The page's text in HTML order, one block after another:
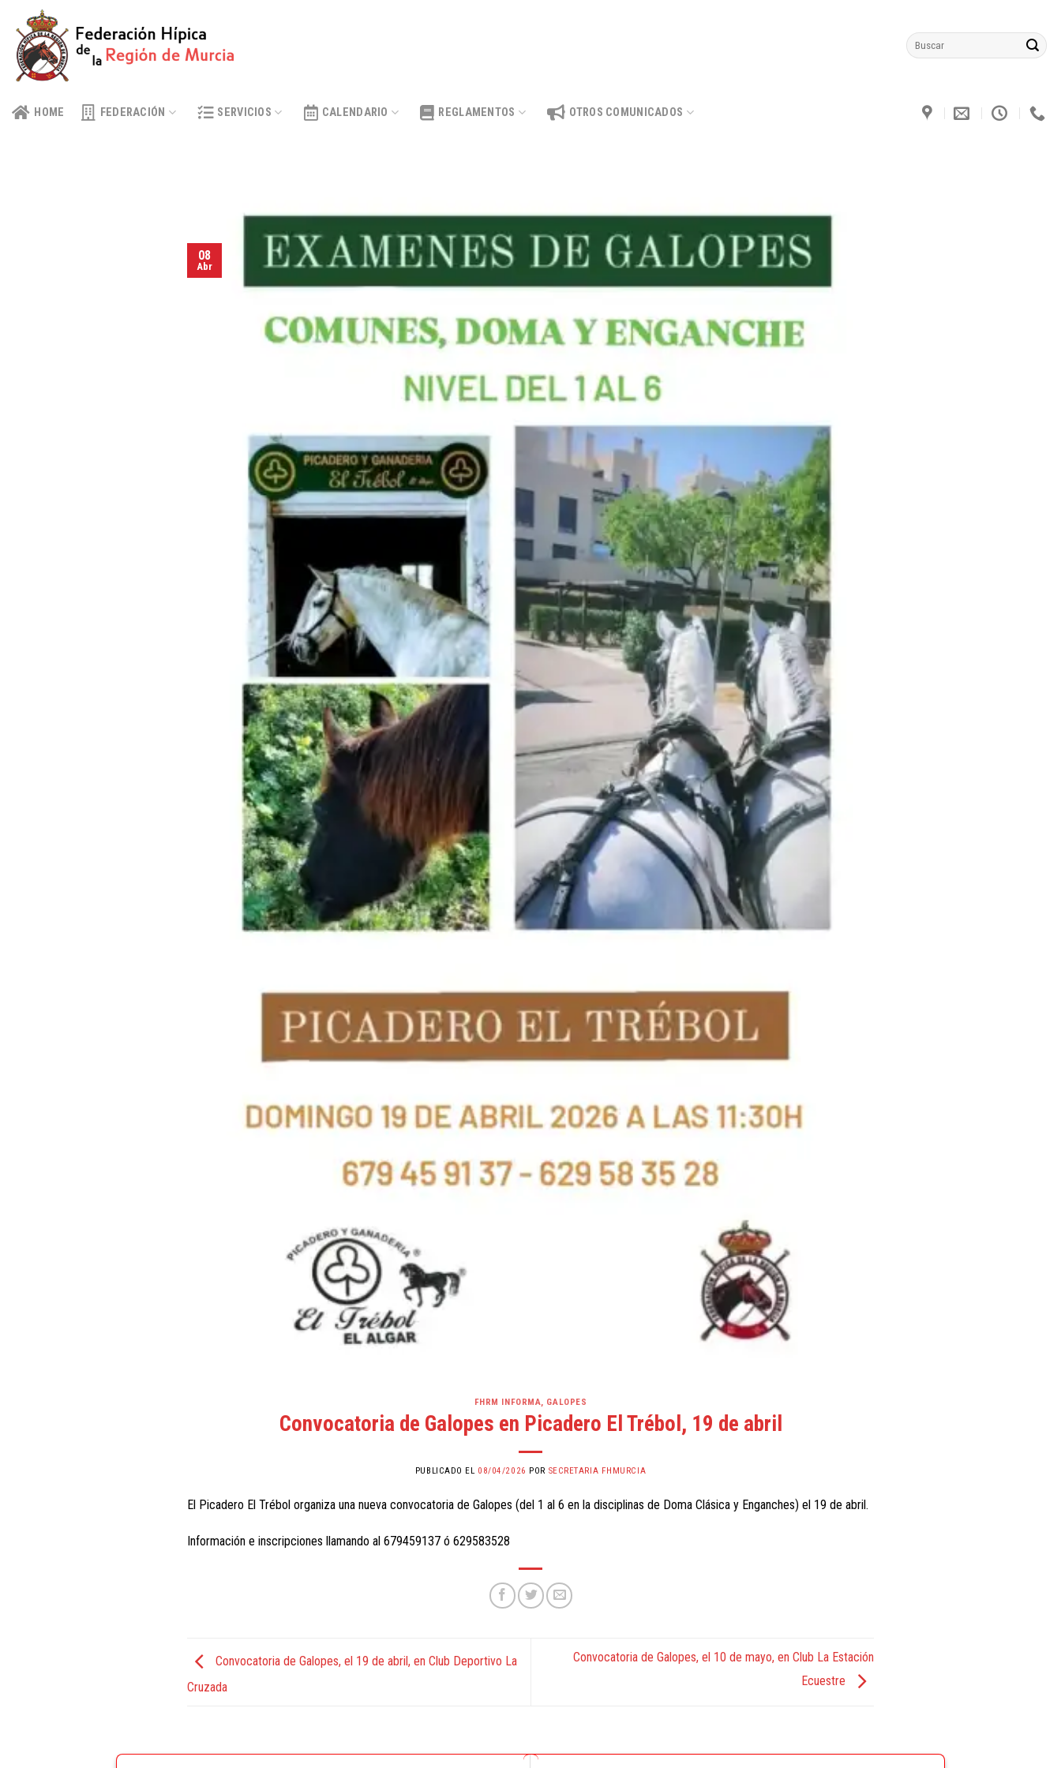
content
HOME FEDERACIÓN SERVICIOS CALENDARIO REGLAMENTOS OTROS COMUNICADOS
08
Abr
FHRM INFORMA, GALOPES
Convocatoria de Galopes en Picadero El Trébol, 19 de abril
PUBLICADO EL 08/04/2026 POR SECRETARIA FHMURCIA
El Picadero El Trébol organiza una nueva convocatoria de Galopes (del 1 al 6 en la disciplinas de Doma Clásica y Enganches) el 19 de abril.
Información e inscripciones llamando al 679459137 ó 629583528
Convocatoria de Galopes, el 19 de abril, en Club Deportivo La
Cruzada
Convocatoria de Galopes, el 10 de mayo, en Club La Estación
Ecuestre